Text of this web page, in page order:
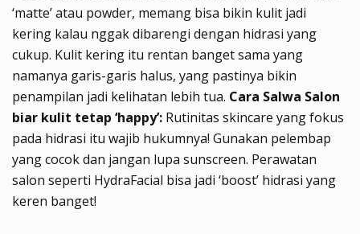
‘matte’ atau powder, memang bisa bikin kulit jadi
kering kalau nggak dibarengi dengan hidrasi yang
cukup. Kulit kering itu rentan banget sama yang
namanya garis-garis halus, yang pastinya bikin
penampilan jadi kelihatan lebih tua. Cara Salwa Salon
biar kulit tetap ‘happy’: Rutinitas skincare yang fokus
pada hidrasi itu wajib hukumnya! Gunakan pelembap
yang cocok dan jangan lupa sunscreen. Perawatan
salon seperti HydraFacial bisa jadi ‘boost’ hidrasi yang
keren banget!